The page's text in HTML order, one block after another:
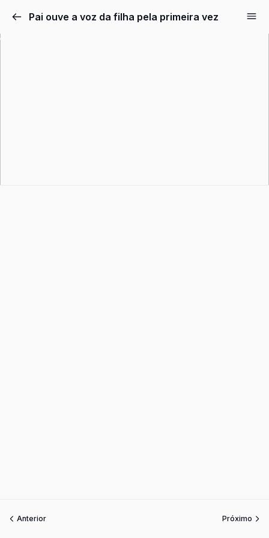
para
o
Pai ouve a voz da filha pela primeira vez
Anterior Próximo